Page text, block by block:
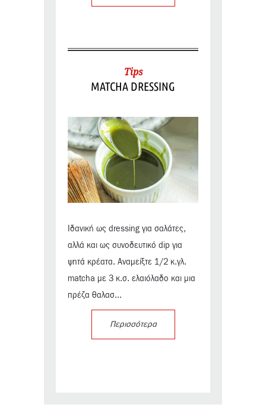
Tips
MATCHA DRESSING
Ιδανική ως dressing για σαλάτες,
αλλά και ως συνοδευτικό dip για
ψητά κρέατα. Αναμείξτε 1/2 κ.γλ.
matcha με 3 κ.σ. ελαιόλαδο και μια
πρέζα θαλασ...
Περισσότερα